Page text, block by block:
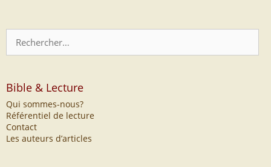
Bible & Lecture
Qui sommes-nous?
Référentiel de lecture
Contact
Les auteurs d’articles